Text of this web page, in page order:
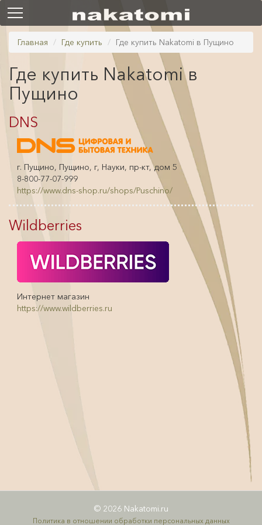
Главная Где купить Где купить Nakatomi в Пущино
Где купить Nakatomi в
Пущино
DNS
г. Пущино, Пущино, г, Науки, пр-кт, дом 5
8-800-77-07-999
https://www.dns-shop.ru/shops/Puschino/
Wildberries
Интернет магазин
https://www.wildberries.ru
© 2026 Nakatomi.ru
Политика в отношении обработки персональных данных